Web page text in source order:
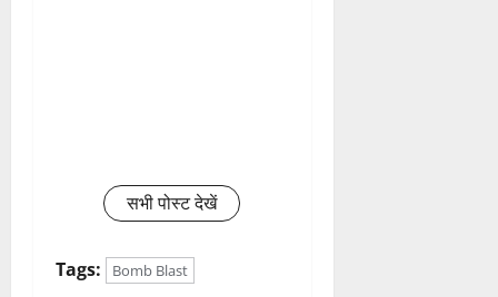
सभी पोस्ट देखें
Tags: Bomb Blast